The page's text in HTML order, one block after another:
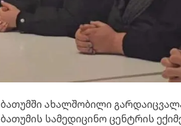
ბათუმში ახალშობილი
ბათუმის სამედიცინო ცენტრის